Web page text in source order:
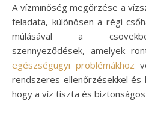
A vízminőség megőrzése a
feladata, különösen a régi
múlásával a
szennyeződések, amelyek
egészségügyi problémákhoz
rendszeres ellenőrzésekkel és
hogy a víz tiszta és